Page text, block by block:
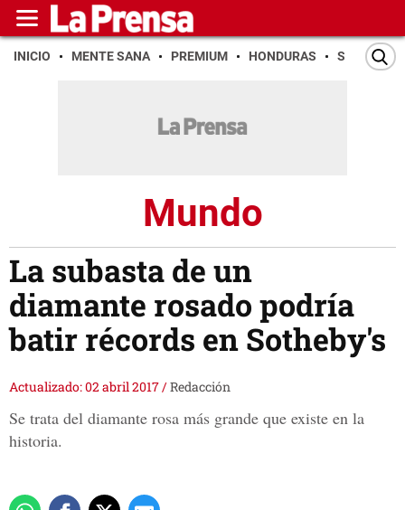
INICIO MENTE SANA PREMIUM HONDURAS SAN PEDRO
Mundo
La subasta de un
diamante rosado podría
batir récords en Sotheby's
Actualizado: 02 abril 2017/Redacción
Se trata del diamante rosa más grande que existe en la
historia.